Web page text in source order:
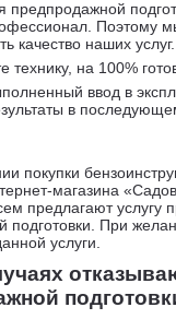
предпродажной
Поэтому
качество наших услуг.
технику, на 100%
ввод в
в
покупки
магазина
предлагают услугу
подготовки. При
услуги.